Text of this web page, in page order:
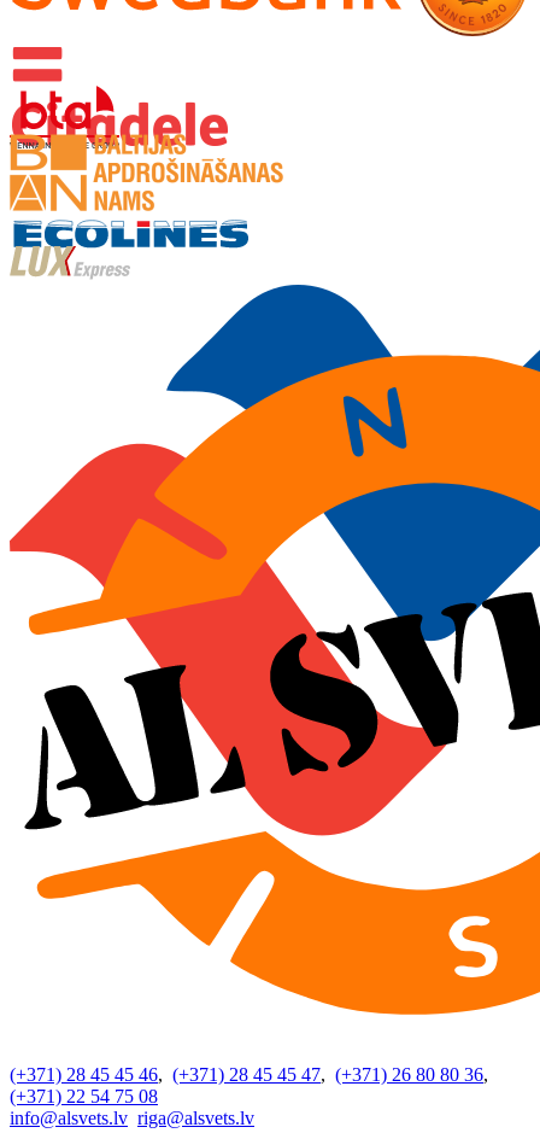
(+371) 28 45 45 46, (+371) 28 45 45 47, (+371) 26 80 80 36,
(+371) 22 54 75 08
info@alsvets.lv riga@alsvets.lv